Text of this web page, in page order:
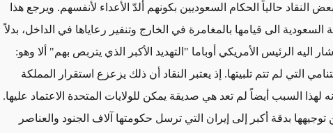
النقاد حالياً الحكام السعوديين بكونهم ألدّ الأعداء لأنفسهم. ويرجع هذا
السعودية الى قيامها بالمغامرة في الخارج وتنفير رعاياها في الداخل، بدلاً
اليه الرئيس الأمريكي أوباما "التهديد الأكبر الذي يتربص بهم" ألا وهو:
التي لم تتم تلبيتها. إذ يعتبر النقاد أن ذلك يزعزع استقرار المملكة
لهذا السبب أيضاً لم تعد هي صديقة يمكن للولايات المتحدة الاعتماد عليها.
بدقة أكبر إلى إيران التي ترسل حكومتها آلاف الجنود والعناصر